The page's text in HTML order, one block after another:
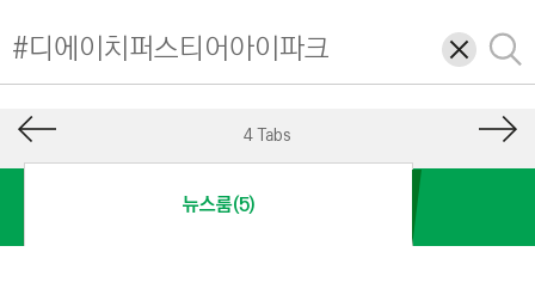
N
E
I
N
삭
제
검
색
4 Tabs
뉴스룸(5)